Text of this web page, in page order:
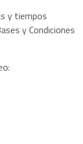
y tiempos
y Condiciones